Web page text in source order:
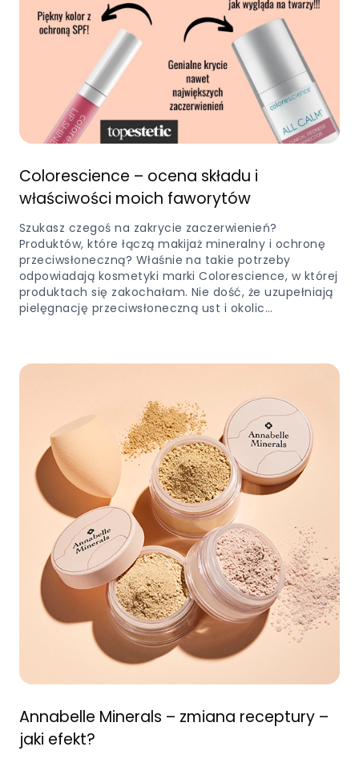
Colorescience – ocena składu i
właściwości moich faworytów
Szukasz czegoś na zakrycie zaczerwienień?
Produktów, które łączą makijaż mineralny i ochronę
przeciwsłoneczną? Właśnie na takie potrzeby
odpowiadają kosmetyki marki Colorescience, w której
produktach się zakochałam. Nie dość, że uzupełniają
pielęgnację przeciwsłoneczną ust i okolic…
Annabelle Minerals – zmiana receptury –
jaki efekt?